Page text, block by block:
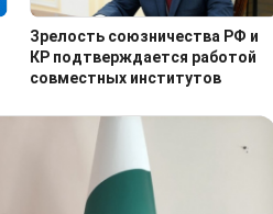
Зрелость союзничества РФ и
КР подтверждается работой
совместных институтов